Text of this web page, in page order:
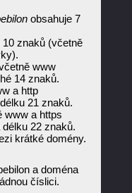
obsahuje 7
znaků (včetně
www
14 znaků.
a http
21 znaků.
www a https
22 znaků.
krátké domény.
a doména
číslici.